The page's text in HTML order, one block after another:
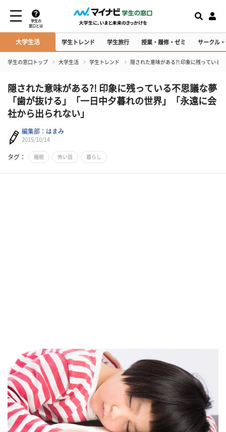
学生の
窓口とは
大学生活 学生トレンド 学生旅行 授業・履修・ゼミ サークル
学生の窓口トップ 大学生活 学生トレンド 隠された意味がある?! 印象に残っている
隠された意味がある?! 印象に残っている不思議な夢
「歯が抜ける」「一日中夕暮れの世界」「永遠に会
社から出られない」
編集部：はまみ
2015/10/14
タグ： 睡眠 怖い話 暮らし